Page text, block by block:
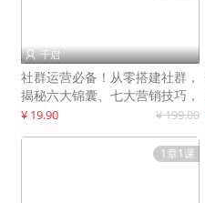
 千启
社群运营必备！从零搭建社群，
揭秘六大锦囊、七大营销技巧，
打造火爆社群
¥ 19.90 ¥ 199.00
1章1课